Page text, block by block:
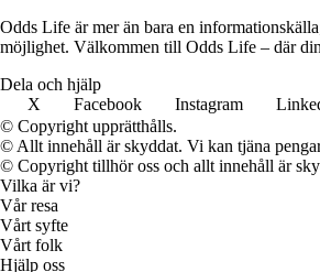
Odds Life är mer än bara en
möjlighet. Välkommen till Odds Life – där
Dela och hjälp
X
Facebook Instagram
© Copyright upprätthålls.
© Allt innehåll är skyddat. Vi kan tjäna
© Copyright tillhör oss och allt innehåll är
Vilka är vi?
Vår resa
Vårt syfte
Vårt folk
Hjälp oss